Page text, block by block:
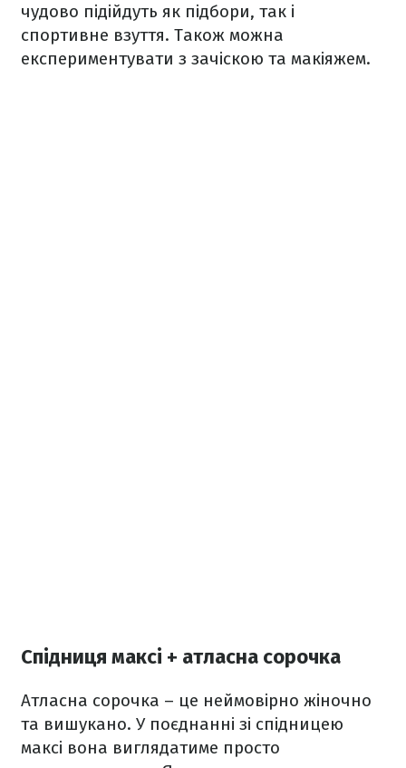
чудово підійдуть як підбори, так і
спортивне взуття. Також можна
експериментувати з зачіскою та макіяжем.
Спідниця максі + атласна сорочка
Атласна сорочка – це неймовірно жіночно
та вишукано. У поєднанні зі спідницею
максі вона виглядатиме просто